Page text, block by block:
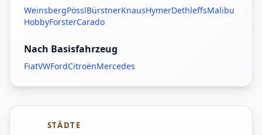
WeinsbergPösslBürstnerKnausHymerDethleffsMalibu
HobbyForsterCarado
Nach Basisfahrzeug
FiatVWFordCitroënMercedes
STÄDTE